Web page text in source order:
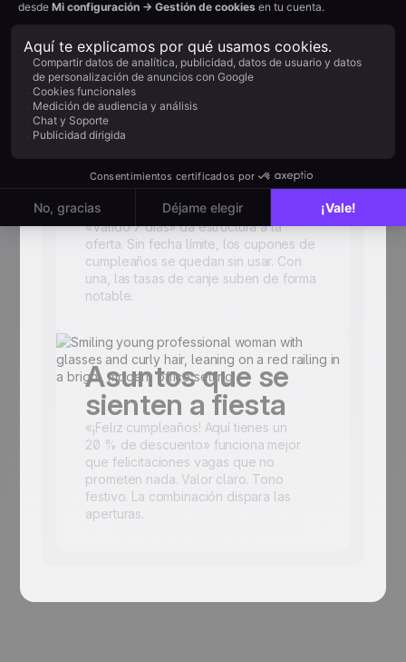
compitiendo por la atención. El email
pitch de producto puede esperar a
mañana.
Una fecha límite
suave mejora las
tasas de canje
«Válido 7 días» da estructura a la
oferta. Sin fecha límite, los cupones de
cumpleaños se quedan sin usar. Con
una, las tasas de canje suben de forma
notable.
Asuntos que se
sienten a fiesta
«¡Feliz cumpleaños! Aquí tienes un
20 % de descuento» funciona mejor
que felicitaciones vagas que no
prometen nada. Valor claro. Tono
festivo. La combinación dispara las
aperturas.